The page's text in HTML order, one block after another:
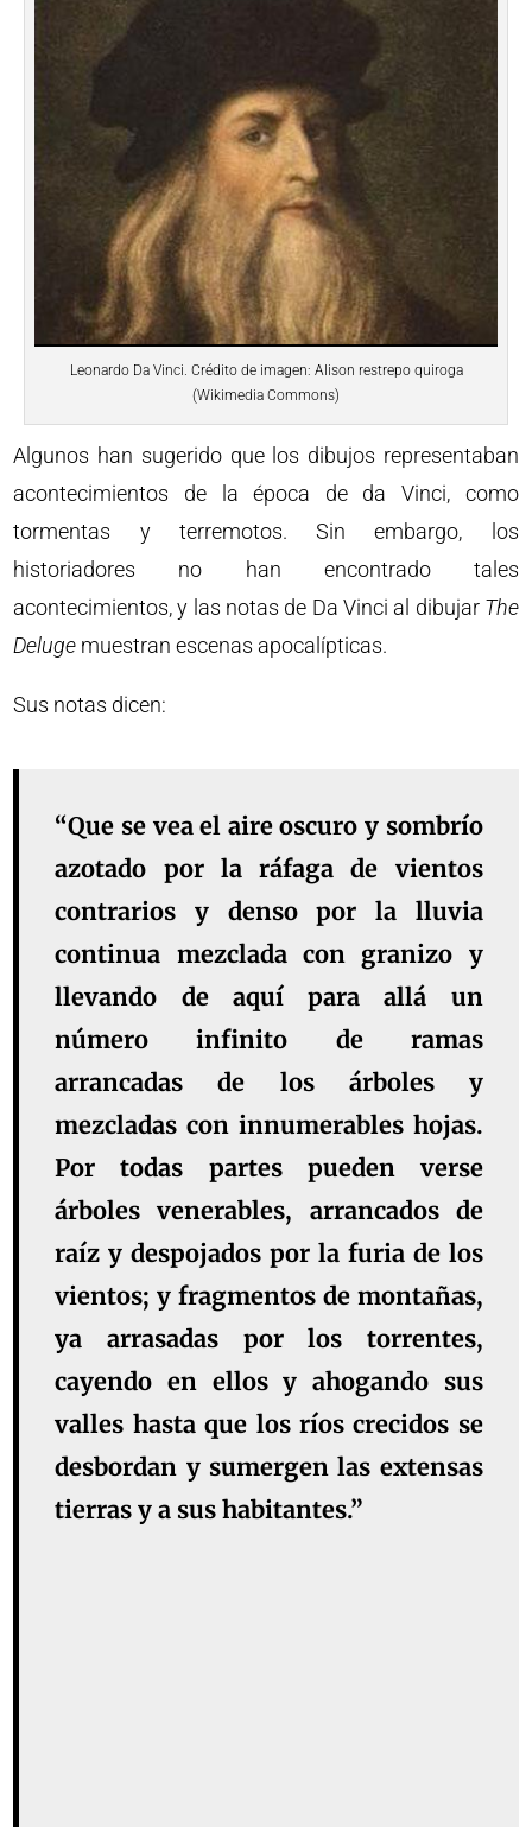
Leonardo Da Vinci. Crédito de imagen: Alison restrepo quiroga
(Wikimedia Commons)
Algunos han sugerido que los dibujos representaban
acontecimientos de la época de da Vinci, como
tormentas y terremotos. Sin embargo, los
historiadores no han encontrado tales
acontecimientos, y las notas de Da Vinci al dibujar The
Deluge muestran escenas apocalípticas.
Sus notas dicen:
“Que se vea el aire oscuro y sombrío
azotado por la ráfaga de vientos
contrarios y denso por la lluvia
continua mezclada con granizo y
llevando de aquí para allá un
número infinito de ramas
arrancadas de los árboles y
mezcladas con innumerables hojas.
Por todas partes pueden verse
árboles venerables, arrancados de
raíz y despojados por la furia de los
vientos; y fragmentos de montañas,
ya arrasadas por los torrentes,
cayendo en ellos y ahogando sus
valles hasta que los ríos crecidos se
desbordan y sumergen las extensas
tierras y a sus habitantes.”